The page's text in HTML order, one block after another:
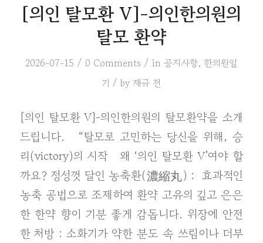
[의인 탈모환 V]-의인한의원의
탈모 환약
2026-07-15 / 0 Comments / in공지사항, 한의원일
기 / by 재규 전
[의인 탈모환 V]-의인한의원의 탈모환약을 소개
드립니다. “탈모로 고민하는 당신을 위해, 승
리(victory)의 시작 왜 ‘의인 탈모환 V’여야 할
까요? 정성껏 달인 농축환(濃縮丸) : 효과적인
농축 공법으로 조제하여 환약 고유의 깊고 은은
한 한약 향이 기분 좋게 감돕니다. 위장에 안전
한 처방 : 소화기가 약한 분도 속 쓰림이나 더부